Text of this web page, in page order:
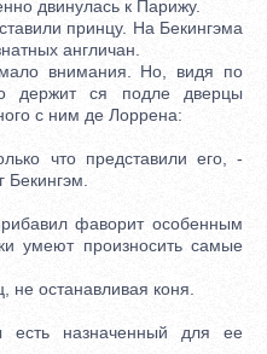
двинулась к Парижу.
принцу. На Бекингэма
англичан.
внимания. Но, видя по
держит ся подле дверцы
с ним де Лоррена:
что представили его, -
Бекингэм.
фаворит особенным
умеют произносить самые
останавливая коня.
назначенный для ее